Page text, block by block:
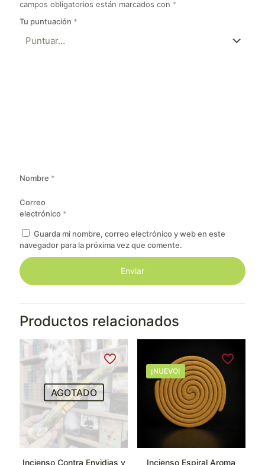
campos obligatorios están marcados con *
Tu puntuación *
Nombre *
Correo
electrónico *
Guarda mi nombre, correo electrónico y web en este
navegador para la próxima vez que comente.
Productos relacionados
AGOTADO
Incienso Contra Envidias y
¡NUEVO!
Incienso Espiral Aroma